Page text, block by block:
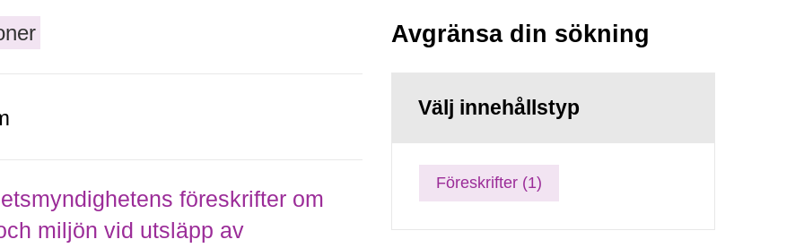
föreskrifter om
miljön vid utsläpp av
Avgränsa din sökning
Välj innehållstyp
Föreskrifter (1)